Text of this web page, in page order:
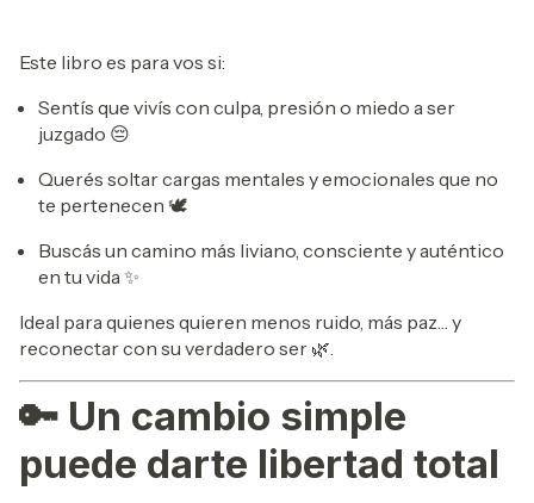
Este libro es para vos si:
Sentís que vivís con culpa, presión o miedo a ser
juzgado 😔
Querés soltar cargas mentales y emocionales que no
te pertenecen 🕊️
Buscás un camino más liviano, consciente y auténtico
en tu vida ✨
Ideal para quienes quieren menos ruido, más paz… y
reconectar con su verdadero ser 🌿.
🔑 Un cambio simple
puede darte libertad total